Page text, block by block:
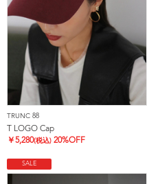
TRUNC 88
T LOGO Cap
￥5,280(税込) 20%OFF
SALE